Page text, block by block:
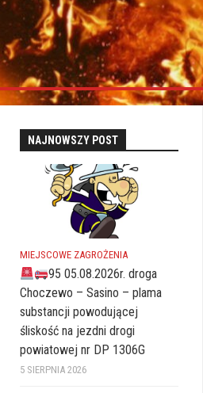
NAJNOWSZY POST
MIEJSCOWE ZAGROŻENIA
95 05.08.2026r. droga
Choczewo – Sasino – plama
substancji powodującej
śliskość na jezdni drogi
powiatowej nr DP 1306G
5 SIERPNIA 2026